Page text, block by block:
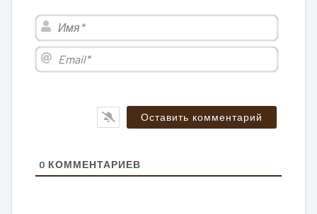
Имя*
Email*
0 КОММЕНТАРИЕВ